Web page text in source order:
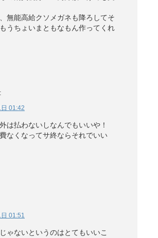
無能高給クソメガネも降ろしてそ
うちょいまともなもん作ってくれ
01:42
は払わないしなんでもいいや！
なくなってサ終ならそれでいい
01:51
ゃないというのはとてもいいこ